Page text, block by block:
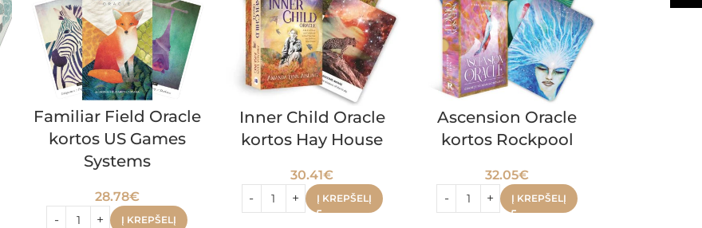
Familiar Field Oracle
kortos US Games
Systems
28.78€
Į KREPŠELĮ
Inner Child Oracle
kortos Hay House
30.41€
Į KREPŠELĮ
Ascension Oracle
kortos Rockpool
32.05€
Į KREPŠELĮ